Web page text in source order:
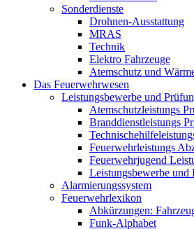
Sonderdienste
Drohnen-Ausstattung
MRAS
Technik
Elektro Fahrzeuge
Atemschutz und
Das Feuerwehrwesen
Leistungsbewerbe und
Atemschutzleistungs
Branddienstleistungs
Feuerwehrleistungs
Feuerwehrjugend
Leistungsbewerbe und
Alarmierungssystem
Feuerwehrlexikon
Abkürzungen:
Funk-Alphabet